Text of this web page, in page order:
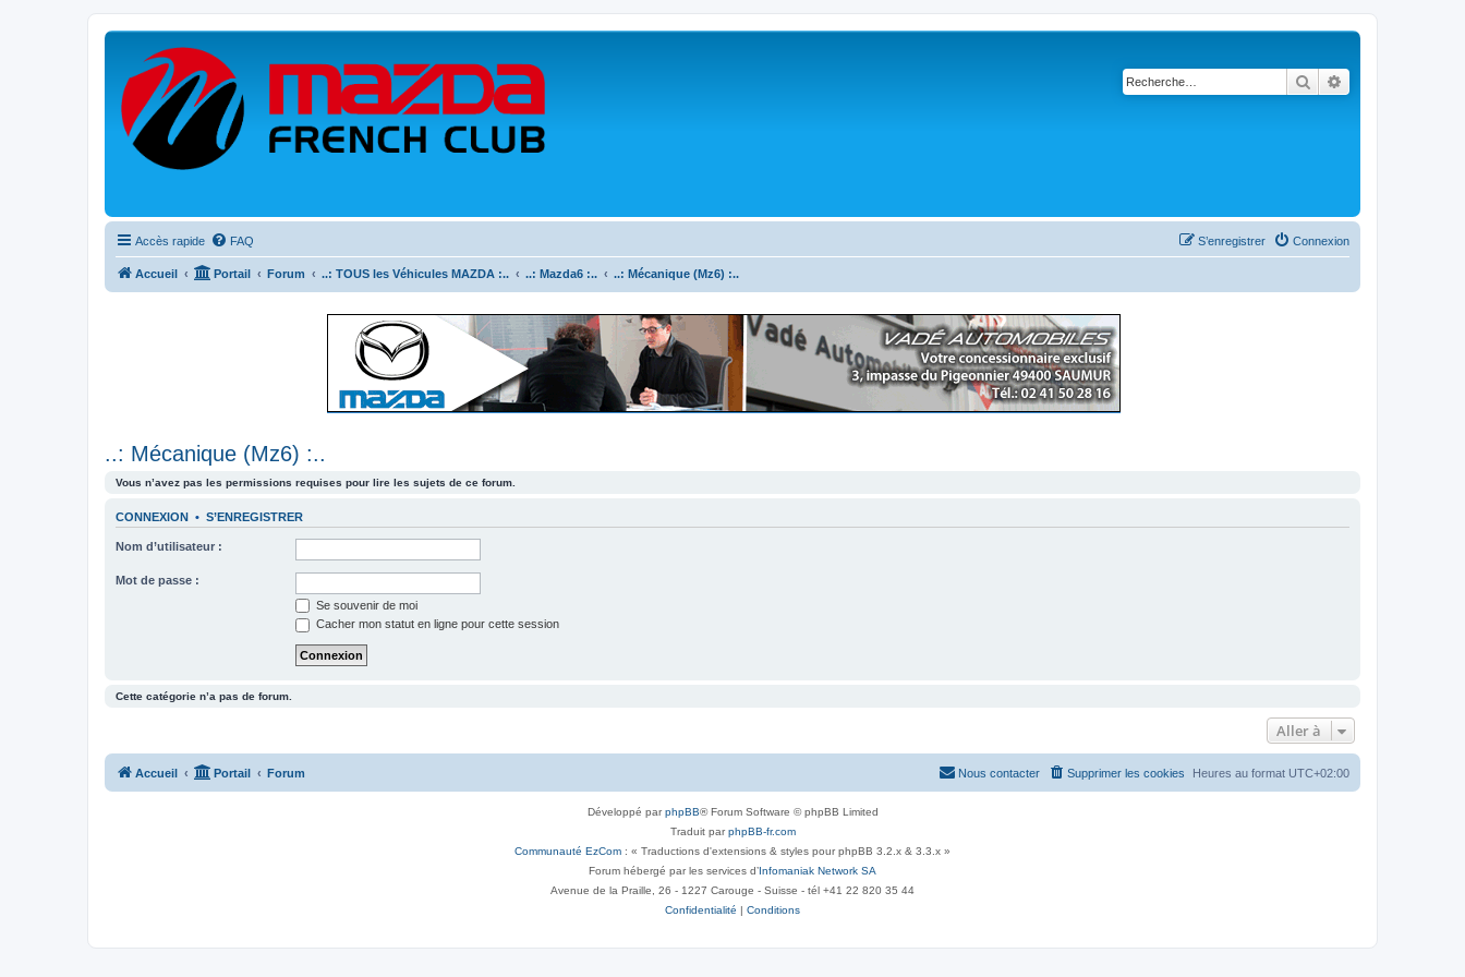
Rechercher
Accès rapide FAQ Connexion
S’enregistrer
Accueil Portail Forum ..: TOUS les Véhicules MAZDA :.. ..: Mazda6 :.. ..: Mécanique (Mz6) :..
..: Mécanique (Mz6) :..
Vous n’avez pas les permissions requises pour lire les sujets de ce forum.
CONNEXION • S’ENREGISTRER
Nom d’utilisateur :
Mot de passe :
Se souvenir de moi
Cacher mon statut en ligne pour cette session
Cette catégorie n’a pas de forum.
Aller à
Accueil Portail Forum Heures au format UTC+02:00
Supprimer les cookies
Nous contacter
Développé parphpBB® Forum Software © phpBB Limited
Traduit parphpBB-fr.com
Communauté EzCom : « Traductions d'extensions & styles pour phpBB 3.2.x & 3.3.x »
Forum hébergé par les services d’Infomaniak Network SA
Avenue de la Praille, 26 - 1227 Carouge - Suisse - tél +41 22 820 35 44
Confidentialité | Conditions